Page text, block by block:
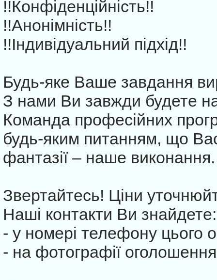
!!Конфіденційність!!
!!Анонімність!!
!!Індивідуальний підхід!!
Будь-яке Ваше завдання
З нами Ви завжди будете
Команда професійних
будь-яким питанням, що
фантазії – наше виконання.
Звертайтесь! Ціни
Наші контакти Ви знайдете:
- у номері телефону цього
- на фотографії